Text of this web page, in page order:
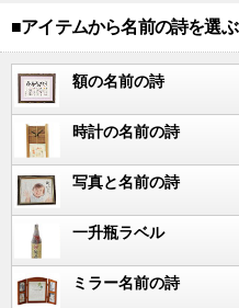
■アイテムから名前の詩を選ぶ
額の名前の詩
時計の名前の詩
写真と名前の詩
一升瓶ラベル
ミラー名前の詩